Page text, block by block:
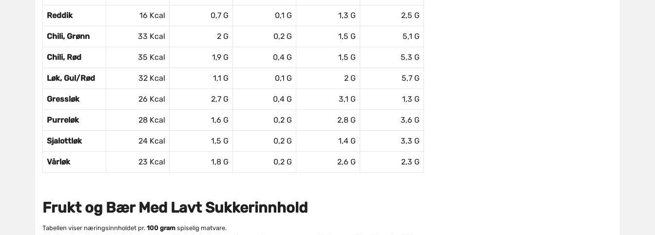
Reddik 16 Kcal 0,7 G 0,1 G 1,3 G 2,5 G
Chili, Grønn 33 Kcal 2 G 0,2 G 1,5 G 5,1 G
Chili, Rød 35 Kcal 1,9 G 0,4 G 1,5 G 5,3 G
Løk, Gul/rød 32 Kcal 1,1 G 0,1 G 2 G 5,7 G
Gressløk 26 Kcal 2,7 G 0,4 G 3,1 G 1,3 G
Purreløk 28 Kcal 1,6 G 0,2 G 2,8 G 3,6 G
Sjalottløk 24 Kcal 1,5 G 0,2 G 1,4 G 3,3 G
Vårløk 23 Kcal 1,8 G 0,2 G 2,6 G 2,3 G
Frukt og Bær Med Lavt Sukkerinnhold
Tabellen viser næringsinnholdet pr. 100 gram spiselig matvare.